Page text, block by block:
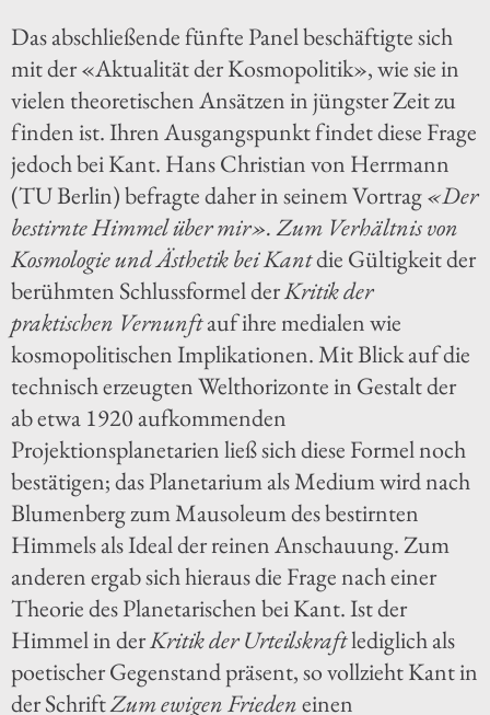
Das abschließende fünfte Panel beschäftigte sich
mit der «Aktualität der Kosmopolitik», wie sie in
vielen theoretischen Ansätzen in jüngster Zeit zu
finden ist. Ihren Ausgangspunkt findet diese Frage
jedoch bei Kant. Hans Christian von Herrmann
(TU Berlin) befragte daher in seinem Vortrag«Der
bestirnte Himmel über mir». Zum Verhältnis von
Kosmologie und Ästhetik bei Kantdie Gültigkeit der
berühmten Schlussformel derKritik der
praktischen Vernunftauf ihre medialen wie
kosmopolitischen Implikationen. Mit Blick auf die
technisch erzeugten Welthorizonte in Gestalt der
ab etwa 1920 aufkommenden
Projektionsplanetarien ließ sich diese Formel noch
bestätigen; das Planetarium als Medium wird nach
Blumenberg zum Mausoleum des bestirnten
Himmels als Ideal der reinen Anschauung. Zum
anderen ergab sich hieraus die Frage nach einer
Theorie des Planetarischen bei Kant. Ist der
Himmel in derKritik der Urteilskraftlediglich als
poetischer Gegenstand präsent, so vollzieht Kant in
der SchriftZum ewigen Friedeneinen